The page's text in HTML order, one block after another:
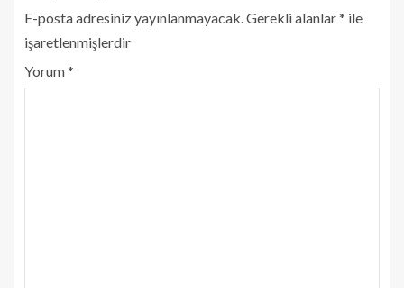
E-posta adresiniz yayınlanmayacak. Gerekli alanlar* ile
işaretlenmişlerdir
Yorum*